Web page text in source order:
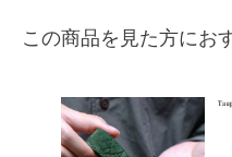
この商品を見た方にお